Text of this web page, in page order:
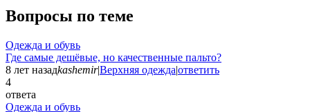
Вопросы по теме
Одежда и обувь
Где самые дешёвые, но качественные пальто?
8 лет назадkashemir|Верхняя одежда|ответить
4
ответа
Одежда и обувь